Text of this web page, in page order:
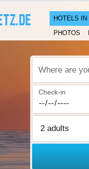
HOTELS
PHOTOS
Where are you
Check-in